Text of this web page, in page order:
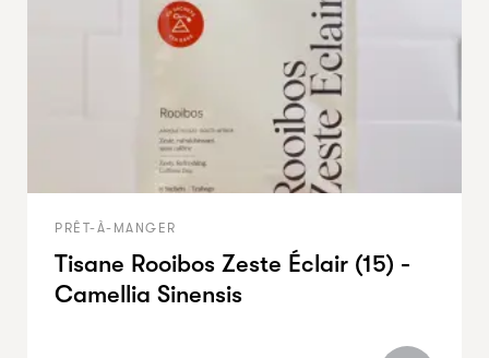
PRÊT-À-MANGER
Tisane Rooibos Zeste Éclair (15) -
Camellia Sinensis